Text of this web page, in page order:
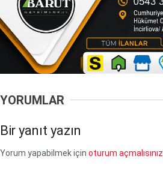
YORUMLAR
Bir yanıt yazın
Yorum yapabilmek için oturum açmalısınız